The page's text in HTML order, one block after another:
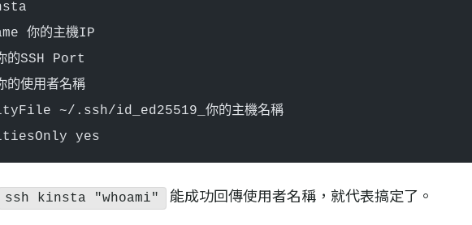
你的主機IP
的SSH Port
使用者名稱
~/.ssh/id_ed25519_你的主機名稱
yes
ssh kinsta "whoami" 能成功回傳使用者名稱，就代表搞定了。